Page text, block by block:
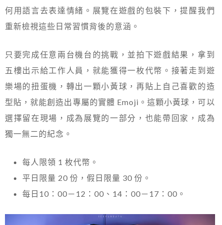
何用語言去表達情緒。展覽在遊戲的包裝下，提醒我們
重新檢視這些日常習慣背後的意涵。
只要完成任意兩台機台的挑戰，並拍下遊戲結果，拿到
五樓出示給工作人員，就能獲得一枚代幣。接著走到遊
樂場的扭蛋機，轉出一顆小黃球，再貼上自己喜歡的造
型貼，就能創造出專屬的實體 Emoji。這顆小黃球，可以
選擇留在現場，成為展覽的一部分，也能帶回家，成為
獨一無二的紀念。
每人限領 1 枚代幣。
平日限量 20 份，假日限量 30 份。
每日10：00－12：00、14：00－17：00。